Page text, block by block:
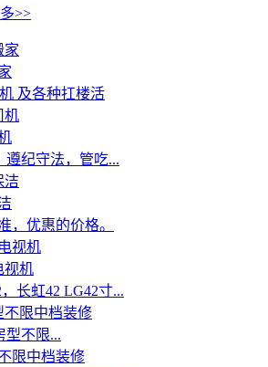
>>
及各种扛楼活
遵纪守法，管吃...
，优惠的价格。
视机
长虹42 LG42寸...
型不限...
限中档装修